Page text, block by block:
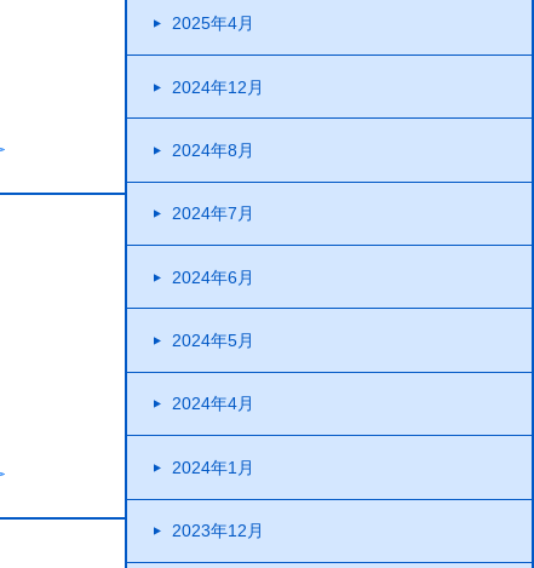
2025年4月
2024年12月
2024年8月
2024年7月
2024年6月
2024年5月
2024年4月
2024年1月
2023年12月